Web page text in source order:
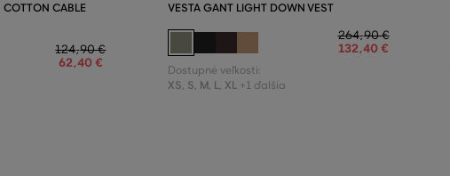
COTTON CABLE
124,90 €
62,40 €
VESTA GANT LIGHT DOWN VEST
264,90 €
132,40 €
Dostupné veľkosti:
XS, S, M, L, XL +1 ďalšia